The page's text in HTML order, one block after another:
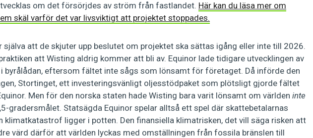
om det försörjdes av ström från fastlandet. Här kan du läsa mer om
skäl varför det var livsviktigt att projektet stoppades.
själva att de skjuter upp beslutet om projektet ska sättas igång eller inte till 2026.
att Wisting aldrig kommer att bli av. Equinor lade tidigare utvecklingen av
byrålådan, eftersom fältet inte sågs som lönsamt för företaget. Då införde den
Stortinget, ett investeringsvänligt oljesstödpaket som plötsligt gjorde fältet
Men för den norska staten hade Wisting bara varit lönsamt om världen inte
gradersmålet. Statsägda Equinor spelar alltså ett spel där skattebetalarnas
klimatkatastrof ligger i potten. Den finansiella klimatrisken, det vill säga risken att
värd därför att världen lyckas med omställningen från fossila bränslen till